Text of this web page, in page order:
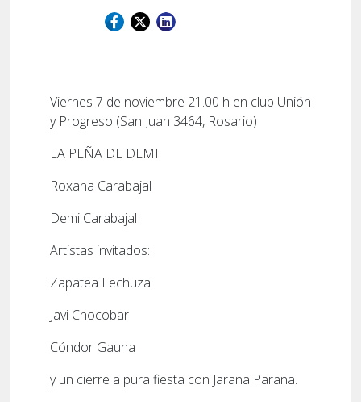
Viernes 7 de noviembre 21.00 h en club Unión
y Progreso (San Juan 3464, Rosario)
LA PEÑA DE DEMI
Roxana Carabajal
Demi Carabajal
Artistas invitados:
Zapatea Lechuza
Javi Chocobar
Cóndor Gauna
y un cierre a pura fiesta con Jarana Parana.